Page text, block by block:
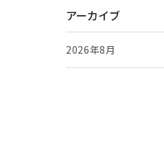
アーカイブ
2026年8月